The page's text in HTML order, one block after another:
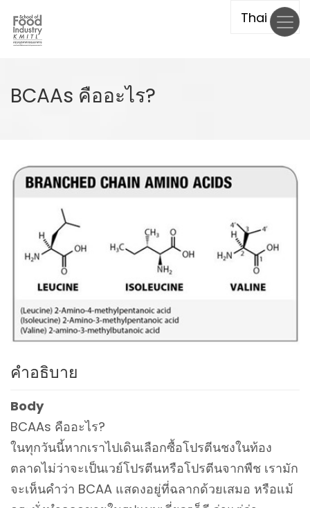
Skip
main
BCAAs คืออะไร?
คำอธิบาย
Body
BCAAs คืออะไร?
ในทุกวันนี้หากเราไปเดินเลือกซื้อโปรตีนชงในท้อง
ตลาดไม่ว่าจะเป็นเวย์โปรตีนหรือโปรตีนจากพืช เรามัก
จะเห็นคำว่า BCAA แสดงอยู่ที่ฉลากด้วยเสมอ หรือแม้